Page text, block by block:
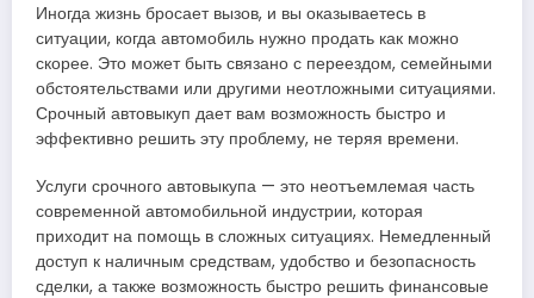
Иногда жизнь бросает вызов, и вы оказываетесь в
ситуации, когда автомобиль нужно продать как можно
скорее. Это может быть связано с переездом, семейными
обстоятельствами или другими неотложными ситуациями.
Срочный автовыкуп дает вам возможность быстро и
эффективно решить эту проблему, не теряя времени.
Услуги срочного автовыкупа — это неотъемлемая часть
современной автомобильной индустрии, которая
приходит на помощь в сложных ситуациях. Немедленный
доступ к наличным средствам, удобство и безопасность
сделки, а также возможность быстро решить финансовые